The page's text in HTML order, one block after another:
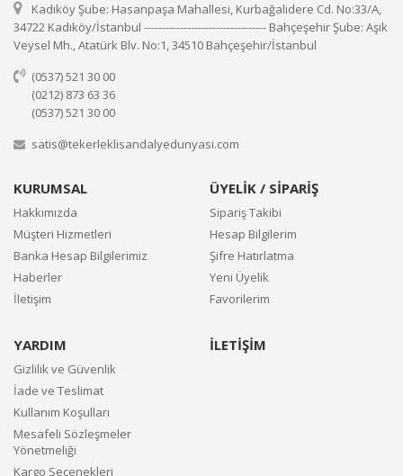
Kadıköy Şube: Hasanpaşa Mahallesi, Kurbağalıdere Cd. No:33/A,
34722 Kadıköy/İstanbul ---------------------------------- Bahçeşehir Şube: Aşık
Veysel Mh., Atatürk Blv. No:1, 34510 Bahçeşehir/İstanbul
(0537) 521 30 00
(0212) 873 63 36
(0537) 521 30 00
satis@tekerleklisandalyedunyasi.com
KURUMSAL
Hakkımızda
Müşteri Hizmetleri
Banka Hesap Bilgilerimiz
Haberler
İletişim
ÜYELİK / SİPARİŞ
Sipariş Takibi
Hesap Bilgilerim
Şifre Hatırlatma
Yeni Üyelik
Favorilerim
YARDIM
Gizlilik ve Güvenlik
İade ve Teslimat
Kullanım Koşulları
Mesafeli Sözleşmeler
Yönetmeliği
Kargo Seçenekleri
İLETİŞİM